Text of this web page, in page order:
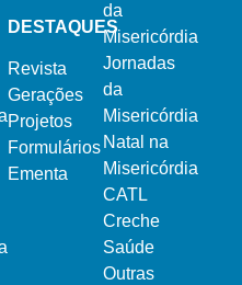
DESTAQUES
Revista
Gerações
Projetos
Formulários
Ementa
da
Misericórdia
Jornadas
da
Misericórdia
Natal na
Misericórdia
CATL
Creche
Saúde
Outras